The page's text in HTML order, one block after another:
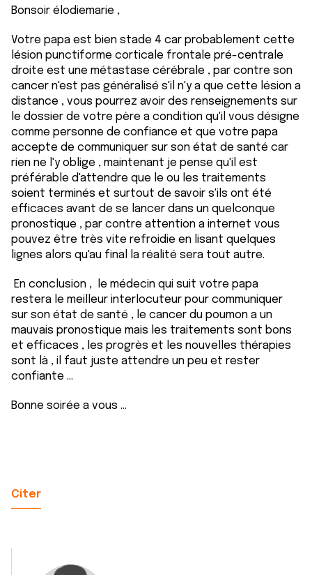
Bonsoir élodiemarie ,
Votre papa est bien stade 4 car probablement cette
lésion punctiforme corticale frontale pré-centrale
droite est une métastase cérébrale , par contre son
cancer n'est pas généralisé s'il n'y a que cette lésion a
distance , vous pourrez avoir des renseignements sur
le dossier de votre père a condition qu'il vous désigne
comme personne de confiance et que votre papa
accepte de communiquer sur son état de santé car
rien ne l'y oblige , maintenant je pense qu'il est
préférable d'attendre que le ou les traitements
soient terminés et surtout de savoir s'ils ont été
efficaces avant de se lancer dans un quelconque
pronostique , par contre attention a internet vous
pouvez être très vite refroidie en lisant quelques
lignes alors qu'au final la réalité sera tout autre.
En conclusion , le médecin qui suit votre papa
restera le meilleur interlocuteur pour communiquer
sur son état de santé , le cancer du poumon a un
mauvais pronostique mais les traitements sont bons
et efficaces , les progrès et les nouvelles thérapies
sont là , il faut juste attendre un peu et rester
confiante ...
Bonne soirée a vous ...
Citer